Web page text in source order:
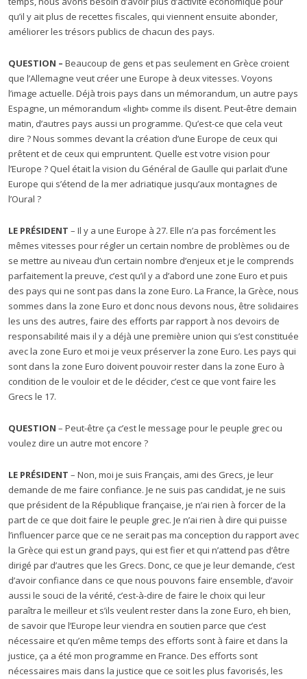
qu’il y ait plus de recettes fiscales, qui viennent ensuite abonder,
améliorer les trésors publics de chacun des pays.
QUESTION – Beaucoup de gens et pas seulement en Grèce croient
que l’Allemagne veut créer une Europe à deux vitesses. Voyons
l’image actuelle. Déjà trois pays dans un mémorandum, un autre pays
Espagne, un mémorandum «light» comme ils disent. Peut-être demain
matin, d’autres pays aussi un programme. Qu’est-ce que cela veut
dire ? Nous sommes devant la création d’une Europe de ceux qui
prêtent et de ceux qui empruntent. Quelle est votre vision pour
l’Europe ? Quel était la vision du Général de Gaulle qui parlait d’une
Europe qui s’étend de la mer adriatique jusqu’aux montagnes de
l’Oural ?
LE PRÉSIDENT – Il y a une Europe à 27. Elle n’a pas forcément les
mêmes vitesses pour régler un certain nombre de problèmes ou de
se mettre au niveau d’un certain nombre d’enjeux et je le comprends
parfaitement la preuve, c’est qu’il y a d’abord une zone Euro et puis
des pays qui ne sont pas dans la zone Euro. La France, la Grèce, nous
sommes dans la zone Euro et donc nous devons nous, être solidaires
les uns des autres, faire des efforts par rapport à nos devoirs de
responsabilité mais il y a déjà une première union qui s’est constituée
avec la zone Euro et moi je veux préserver la zone Euro. Les pays qui
sont dans la zone Euro doivent pouvoir rester dans la zone Euro à
condition de le vouloir et de le décider, c’est ce que vont faire les
Grecs le 17.
QUESTION – Peut-être ça c’est le message pour le peuple grec ou
voulez dire un autre mot encore ?
LE PRÉSIDENT – Non, moi je suis Français, ami des Grecs, je leur
demande de me faire confiance. Je ne suis pas candidat, je ne suis
que président de la République française, je n’ai rien à forcer de la
part de ce que doit faire le peuple grec. Je n’ai rien à dire qui puisse
l’influencer parce que ce ne serait pas ma conception du rapport avec
la Grèce qui est un grand pays, qui est fier et qui n’attend pas d’être
dirigé par d’autres que les Grecs. Donc, ce que je leur demande, c’est
d’avoir confiance dans ce que nous pouvons faire ensemble, d’avoir
aussi le souci de la vérité, c’est-à-dire de faire le choix qui leur
paraîtra le meilleur et s’ils veulent rester dans la zone Euro, eh bien,
de savoir que l’Europe leur viendra en soutien parce que c’est
nécessaire et qu’en même temps des efforts sont à faire et dans la
justice, ça a été mon programme en France. Des efforts sont
nécessaires mais dans la justice que ce soit les plus favorisés, les